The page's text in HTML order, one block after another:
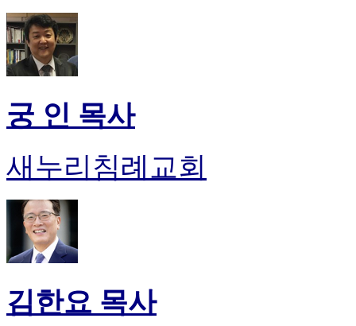
궁 인 목사
새누리침례교회
김한요 목사